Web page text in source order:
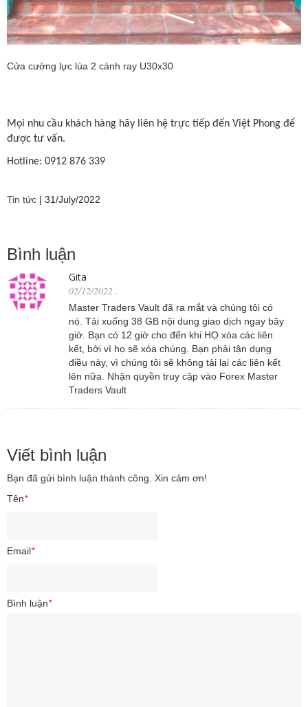
Cửa cường lực lùa 2 cánh ray U30x30
Mọi nhu cầu khách hàng hãy liên hệ trực tiếp đến Việt Phong để
được tư vấn.
Hotline: 0912 876 339
Tin tức | 31/July/2022
Bình luận
Gita
02/12/2022 .
Master Traders Vault đã ra mắt và chúng tôi có
nó. Tải xuống 38 GB nội dung giao dịch ngay bây
giờ. Bạn có 12 giờ cho đến khi HỌ xóa các liên
kết, bởi vì họ sẽ xóa chúng. Bạn phải tận dụng
điều này, vì chúng tôi sẽ không tải lại các liên kết
lên nữa. Nhận quyền truy cập vào Forex Master
Traders Vault
Viết bình luận
Bạn đã gửi bình luận thành công. Xin cảm ơn!
Tên*
Email*
Bình luận*